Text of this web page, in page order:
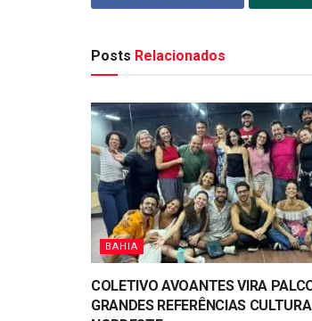
Posts Relacionados
BAHIA
COLETIVO AVOANTES VIRA
GRANDES REFERÊNCIAS